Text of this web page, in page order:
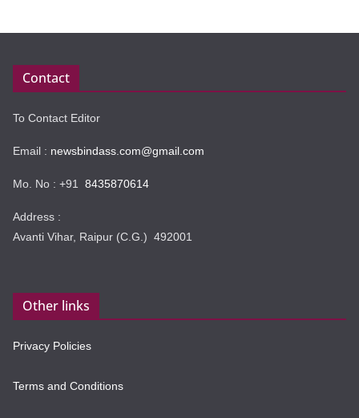
Contact
To Contact Editor
Email : newsbindass.com@gmail.com
Mo. No : +91 8435870614
Address :
Avanti Vihar, Raipur (C.G.) 492001
Other links
Privacy Policies
Terms and Conditions